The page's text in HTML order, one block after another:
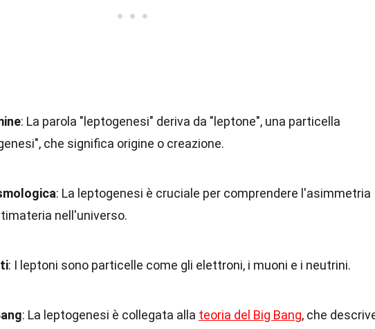
: La parola "leptogenesi" deriva da "leptone", una particella
che significa origine o creazione.
: La leptogenesi è cruciale per comprendere l'asimmetria
nell'universo.
: I leptoni sono particelle come gli elettroni, i muoni e i neutrini.
: La leptogenesi è collegata alla teoria del Big Bang, che